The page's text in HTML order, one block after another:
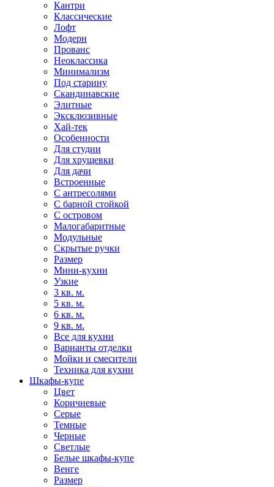
Кантри
Классические
Лофт
Модерн
Прованс
Неоклассика
Минимализм
Под старину
Скандинавские
Элитные
Эксклюзивные
Хай-тек
Особенности
Для студии
Для хрущевки
Для дачи
Встроенные
С антресолями
С барной стойкой
С островом
Малогабаритные
Модульные
Скрытые ручки
Размер
Мини-кухни
Узкие
3 кв. м.
5 кв. м.
6 кв. м.
9 кв. м.
Все для кухни
Варианты отделки
Мойки и смесители
Техника для кухни
Шкафы-купе
Цвет
Коричневые
Серые
Темные
Черные
Светлые
Белые шкафы-купе
Венге
Размер